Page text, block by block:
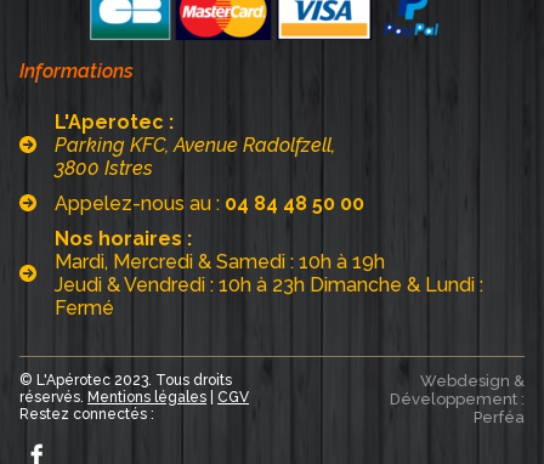
Informations
L'Aperotec :
Parking KFC, Avenue Radolfzell,
3800 Istres
Appelez-nous au : 04 84 48 50 00
Nos horaires :
Mardi, Mercredi & Samedi : 10h à 19h
Jeudi & Vendredi : 10h à 23h Dimanche & Lundi :
Fermé
© L'Apérotec 2023. Tous droits
réservés. Mentions légales
CGV
Restez connectés :
Webdesign &
Développement :
Perféa